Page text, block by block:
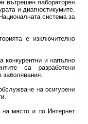
вътрешен лабораторен
и диагностикумите.
система за
е изключително
конкурентни и напълно
са разработени
заболявания.
на осигурени
място и по Интернет